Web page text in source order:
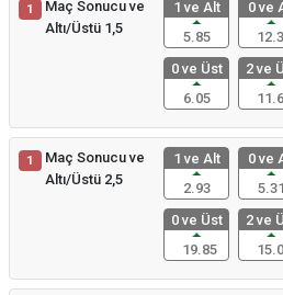
1
Maç Sonucu ve
Altı/Üstü 1,5
1 ve Alt
5.85
0 ve
0 ve Üst
6.05
2 ve
1
Maç Sonucu ve
Altı/Üstü 2,5
1 ve Alt
2.93
0 ve
5.31
0 ve Üst
19.85
2 ve